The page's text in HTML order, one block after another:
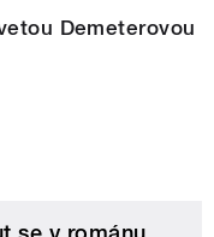
Demeterovou